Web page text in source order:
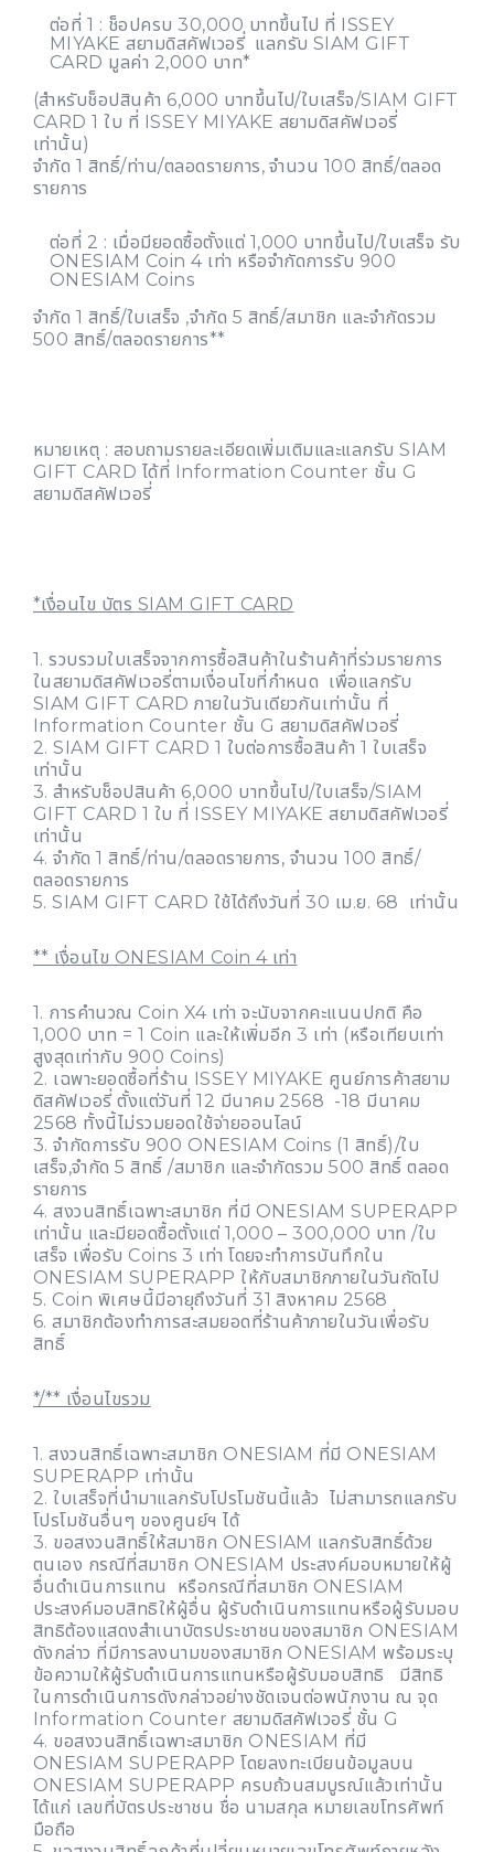
ต่อที่ 1 : ช็อปครบ 30,000 บาทขึ้นไป ที่ ISSEY
MIYAKE สยามดิสคัฟเวอรี่ แลกรับ SIAM GIFT
CARD มูลค่า 2,000 บาท*
(สำหรับช็อปสินค้า 6,000 บาทขึ้นไป/ใบเสร็จ/SIAM GIFT
CARD 1 ใบ ที่ ISSEY MIYAKE สยามดิสคัฟเวอรี่
เท่านั้น)
จำกัด 1 สิทธิ์/ท่าน/ตลอดรายการ, จำนวน 100 สิทธิ์/ตลอด
รายการ
ต่อที่ 2 : เมื่อมียอดซื้อตั้งแต่ 1,000 บาทขึ้นไป/ใบเสร็จ รับ
ONESIAM Coin 4 เท่า หรือจำกัดการรับ 900
ONESIAM Coins
จำกัด 1 สิทธิ์/ใบเสร็จ ,จำกัด 5 สิทธิ์/สมาชิก และจำกัดรวม
500 สิทธิ์/ตลอดรายการ**
หมายเหตุ : สอบถามรายละเอียดเพิ่มเติมและแลกรับ SIAM
GIFT CARD ได้ที่ Information Counter ชั้น G
สยามดิสคัฟเวอรี่
*เงื่อนไข บัตร SIAM GIFT CARD
1. รวบรวมใบเสร็จจากการซื้อสินค้าในร้านค้าที่ร่วมรายการ
ในสยามดิสคัฟเวอรี่ตามเงื่อนไขที่กำหนด เพื่อแลกรับ
SIAM GIFT CARD ภายในวันเดียวกันเท่านั้น ที่
Information Counter ชั้น G สยามดิสคัฟเวอรี่
2. SIAM GIFT CARD 1 ใบต่อการซื้อสินค้า 1 ใบเสร็จ
เท่านั้น
3. สำหรับช็อปสินค้า 6,000 บาทขึ้นไป/ใบเสร็จ/SIAM
GIFT CARD 1 ใบ ที่ ISSEY MIYAKE สยามดิสคัฟเวอรี่
เท่านั้น
4. จำกัด 1 สิทธิ์/ท่าน/ตลอดรายการ, จำนวน 100 สิทธิ์/
ตลอดรายการ
5. SIAM GIFT CARD ใช้ได้ถึงวันที่ 30 เม.ย. 68 เท่านั้น
** เงื่อนไข ONESIAM Coin 4 เท่า
1. การคำนวณ Coin X4 เท่า จะนับจากคะแนนปกติ คือ
1,000 บาท = 1 Coin และให้เพิ่มอีก 3 เท่า (หรือเทียบเท่า
สูงสุดเท่ากับ 900 Coins)
2. เฉพาะยอดซื้อที่ร้าน ISSEY MIYAKE ศูนย์การค้าสยาม
ดิสคัฟเวอรี่ ตั้งแต่วันที่ 12 มีนาคม 2568 -18 มีนาคม
2568 ทั้งนี้ไม่รวมยอดใช้จ่ายออนไลน์
3. จำกัดการรับ 900 ONESIAM Coins (1 สิทธิ์)/ใบ
เสร็จ,จำกัด 5 สิทธิ์ /สมาชิก และจำกัดรวม 500 สิทธิ์ ตลอด
รายการ
4. สงวนสิทธิ์เฉพาะสมาชิก ที่มี ONESIAM SUPERAPP
เท่านั้น และมียอดซื้อตั้งแต่ 1,000 – 300,000 บาท /ใบ
เสร็จ เพื่อรับ Coins 3 เท่า โดยจะทำการบันทึกใน
ONESIAM SUPERAPP ให้กับสมาชิกภายในวันถัดไป
5. Coin พิเศษนี้มีอายุถึงวันที่ 31 สิงหาคม 2568
6. สมาชิกต้องทำการสะสมยอดที่ร้านค้าภายในวันเพื่อรับ
สิทธิ์
*/** เงื่อนไขรวม
1. สงวนสิทธิ์เฉพาะสมาชิก ONESIAM ที่มี ONESIAM
SUPERAPP เท่านั้น
2. ใบเสร็จที่นำมาแลกรับโปรโมชันนี้แล้ว ไม่สามารถแลกรับ
โปรโมชันอื่นๆ ของศูนย์ฯ ได้
3. ขอสงวนสิทธิ์ให้สมาชิก ONESIAM แลกรับสิทธิ์ด้วย
ตนเอง กรณีที่สมาชิก ONESIAM ประสงค์มอบหมายให้ผู้
อื่นดำเนินการแทน หรือกรณีที่สมาชิก ONESIAM
ประสงค์มอบสิทธิให้ผู้อื่น ผู้รับดำเนินการแทนหรือผู้รับมอบ
สิทธิต้องแสดงสำเนาบัตรประชาชนของสมาชิก ONESIAM
ดังกล่าว ที่มีการลงนามของสมาชิก ONESIAM พร้อมระบุ
ข้อความให้ผู้รับดำเนินการแทนหรือผู้รับมอบสิทธิ มีสิทธิ
ในการดำเนินการดังกล่าวอย่างชัดเจนต่อพนักงาน ณ จุด
Information Counter สยามดิสคัฟเวอรี่ ชั้น G
4. ขอสงวนสิทธิ์เฉพาะสมาชิก ONESIAM ที่มี
ONESIAM SUPERAPP โดยลงทะเบียนข้อมูลบน
ONESIAM SUPERAPP ครบถ้วนสมบูรณ์แล้วเท่านั้น
ได้แก่ เลขที่บัตรประชาชน ชื่อ นามสกุล หมายเลขโทรศัพท์
มือถือ